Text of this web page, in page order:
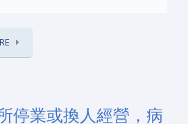
停業或換人經營，病